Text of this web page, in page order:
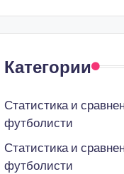
Категории
Статистика и
футболисти
Статистика и
футболисти